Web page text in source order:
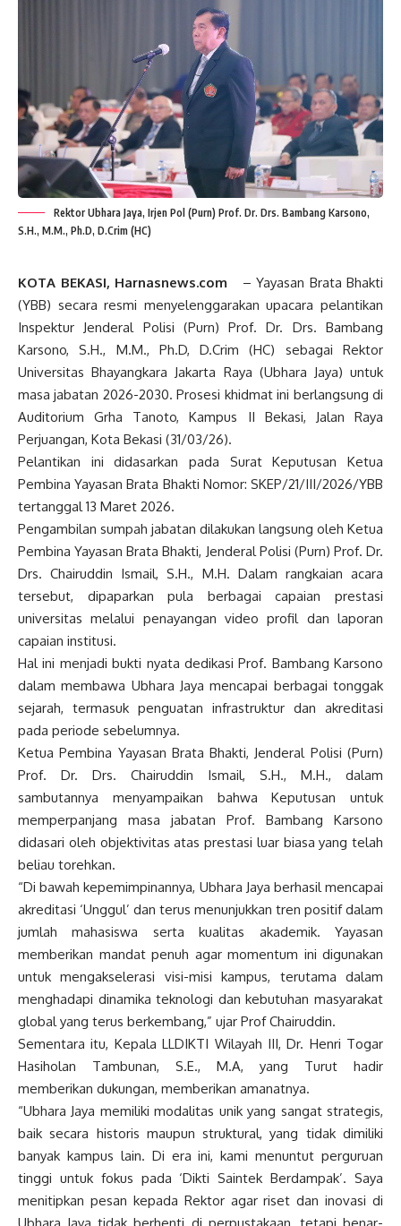
Rektor Ubhara Jaya, Irjen Pol (Purn) Prof. Dr. Drs. Bambang Karsono,
S.H., M.M., Ph.D, D.Crim (HC)
KOTA BEKASI, Harnasnews.com – Yayasan Brata Bhakti
(YBB) secara resmi menyelenggarakan upacara pelantikan
Inspektur Jenderal Polisi (Purn) Prof. Dr. Drs. Bambang
Karsono, S.H., M.M., Ph.D, D.Crim (HC) sebagai Rektor
Universitas Bhayangkara Jakarta Raya (Ubhara Jaya) untuk
masa jabatan 2026-2030. Prosesi khidmat ini berlangsung di
Auditorium Grha Tanoto, Kampus II Bekasi, Jalan Raya
Perjuangan, Kota Bekasi (31/03/26).
Pelantikan ini didasarkan pada Surat Keputusan Ketua
Pembina Yayasan Brata Bhakti Nomor: SKEP/21/III/2026/YBB
tertanggal 13 Maret 2026.
Pengambilan sumpah jabatan dilakukan langsung oleh Ketua
Pembina Yayasan Brata Bhakti, Jenderal Polisi (Purn) Prof. Dr.
Drs. Chairuddin Ismail, S.H., M.H. Dalam rangkaian acara
tersebut, dipaparkan pula berbagai capaian prestasi
universitas melalui penayangan video profil dan laporan
capaian institusi.
Hal ini menjadi bukti nyata dedikasi Prof. Bambang Karsono
dalam membawa Ubhara Jaya mencapai berbagai tonggak
sejarah, termasuk penguatan infrastruktur dan akreditasi
pada periode sebelumnya.
Ketua Pembina Yayasan Brata Bhakti, Jenderal Polisi (Purn)
Prof. Dr. Drs. Chairuddin Ismail, S.H., M.H., dalam
sambutannya menyampaikan bahwa Keputusan untuk
memperpanjang masa jabatan Prof. Bambang Karsono
didasari oleh objektivitas atas prestasi luar biasa yang telah
beliau torehkan.
“Di bawah kepemimpinannya, Ubhara Jaya berhasil mencapai
akreditasi ‘Unggul’ dan terus menunjukkan tren positif dalam
jumlah mahasiswa serta kualitas akademik. Yayasan
memberikan mandat penuh agar momentum ini digunakan
untuk mengakselerasi visi-misi kampus, terutama dalam
menghadapi dinamika teknologi dan kebutuhan masyarakat
global yang terus berkembang,” ujar Prof Chairuddin.
Sementara itu, Kepala LLDIKTI Wilayah III, Dr. Henri Togar
Hasiholan Tambunan, S.E., M.A, yang Turut hadir
memberikan dukungan, memberikan amanatnya.
“Ubhara Jaya memiliki modalitas unik yang sangat strategis,
baik secara historis maupun struktural, yang tidak dimiliki
banyak kampus lain. Di era ini, kami menuntut perguruan
tinggi untuk fokus pada ‘Dikti Saintek Berdampak’. Saya
menitipkan pesan kepada Rektor agar riset dan inovasi di